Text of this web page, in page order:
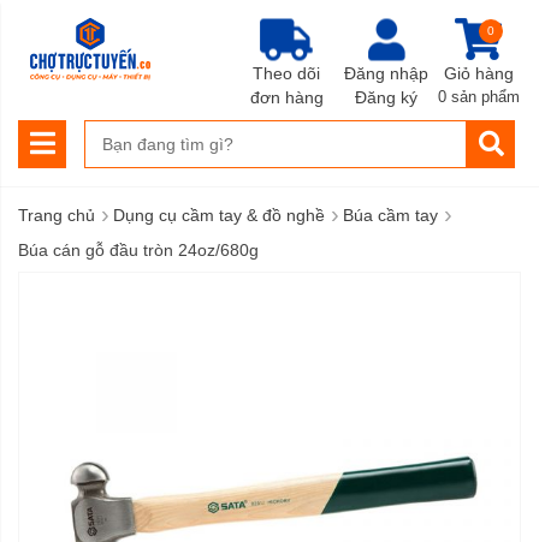
Đăng nhập
Đăng ký
Giỏ hàng
0
0 sản phẩm
Theo dõi
đơn hàng
Trang chủ › Dụng cụ cầm tay & đồ nghề › Búa cầm tay ›
Búa cán gỗ đầu tròn 24oz/680g